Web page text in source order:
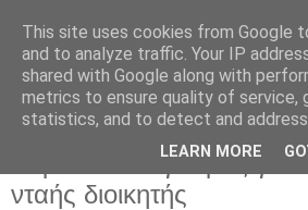
Parakato.gr
Καταγγελία για το
Κορίνθου: Ο γιατρός για
νταής διοικητής
This site uses cookies from Google
and to analyze traffic. Your IP
shared with Google along with
metrics to ensure quality of service,
statistics, and to detect and address
LEARN MORE